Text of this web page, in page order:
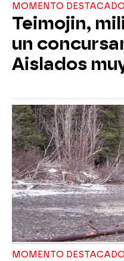
MOMENTO DESTACADO
Teimojin,
un
Aislados
MOMENTO DESTACADO